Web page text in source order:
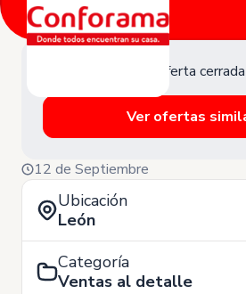
Oferta cerrada
Ver ofertas
12 de Septiembre
Ubicación
León
Categoría
Ventas al detalle